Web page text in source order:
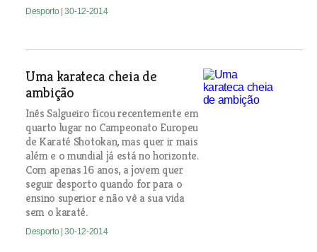
Desporto | 30-12-2014
Uma karateca cheia de
ambição
Inês Salgueiro ficou recentemente em
quarto lugar no Campeonato Europeu
de Karaté Shotokan, mas quer ir mais
além e o mundial já está no horizonte.
Com apenas 16 anos, a jovem quer
seguir desporto quando for para o
ensino superior e não vê a sua vida
sem o karaté.
Desporto | 30-12-2014